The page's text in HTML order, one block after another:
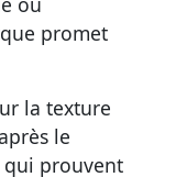
promet
la texture
le
qui prouvent